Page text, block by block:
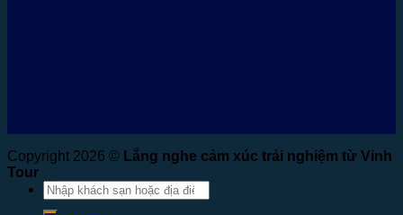
Copyright 2026 © Lắng nghe cảm xúc trải nghiệm từ Vinh
Tour
Tìm
kiếm: